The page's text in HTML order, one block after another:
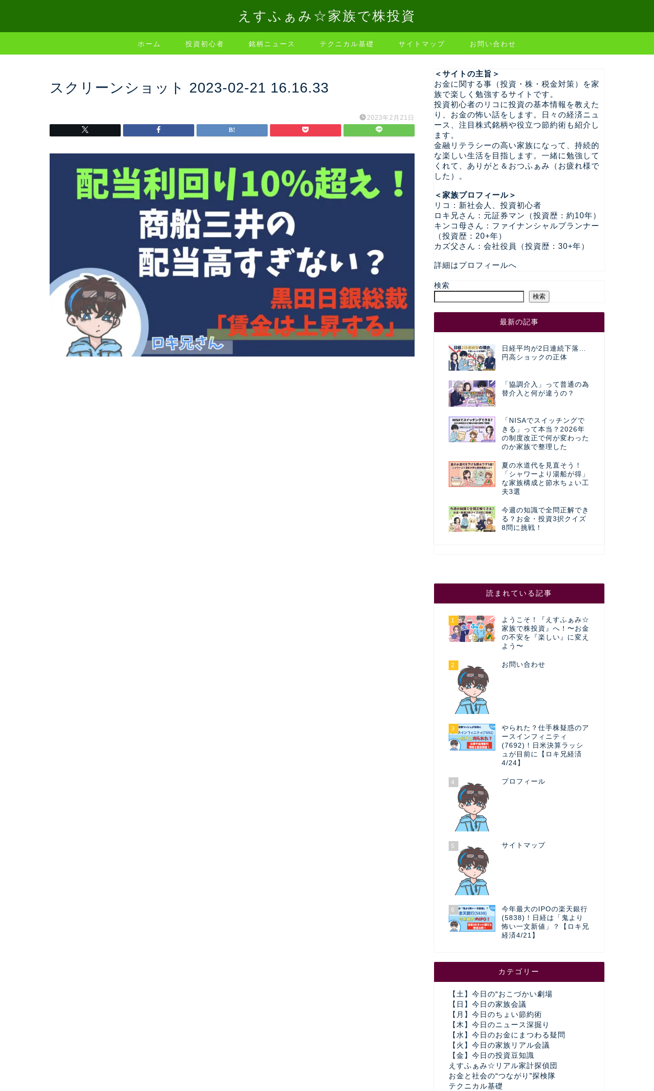
えすふぁみ☆家族で株投資
ホーム 投資初心者 銘柄ニュース テクニカル基礎 サイトマップ お問い合わせ
スクリーンショット 2023-02-21 16.16.33
2023年2月21日
＜サイトの主旨＞
お金に関する事（投資・株・税金対策）を家
族で楽しく勉強するサイトです。
投資初心者のリコに投資の基本情報を教えた
り、お金の怖い話をします。日々の経済ニュ
ース、注目株式銘柄や役立つ節約術も紹介し
ます。
金融リテラシーの高い家族になって、持続的
な楽しい生活を目指します。一緒に勉強して
くれて、ありがと＆おつふぁみ（お疲れ様で
した）。
＜家族プロフィール＞
リコ：新社会人、投資初心者
ロキ兄さん：元証券マン（投資歴：約10年）
キンコ母さん：ファイナンシャルプランナー
（投資歴：20+年）
カズ父さん：会社役員（投資歴：30+年）
詳細はプロフィールへ
検索
検索
最新の記事
日経平均が2日連続下落…
円高ショックの正体
「協調介入」って普通の為
替介入と何が違うの？
「NISAでスイッチングで
きる」って本当？2026年
の制度改正で何が変わった
のか家族で整理した
夏の水道代を見直そう！
「シャワーより湯船が得」
な家族構成と節水ちょい工
夫3選
今週の知識で全問正解でき
る？お金・投資3択クイズ
8問に挑戦！
読まれている記事
1
ようこそ！『えすふぁみ☆
家族で株投資』へ！〜お金
の不安を『楽しい』に変え
よう〜
2 お問い合わせ
3
やられた？仕手株疑惑のア
ースインフィニティ
(7692)！日米決算ラッシ
ュが目前に【ロキ兄経済
4/24】
4 プロフィール
5 サイトマップ
6
今年最大のIPOの楽天銀行
(5838)！日経は「鬼より
怖い一文新値」？【ロキ兄
経済4/21】
カテゴリー
【土】今日の“おこづかい劇場
【日】今日の家族会議
【月】今日のちょい節約術
【木】今日のニュース深掘り
【水】今日のお金にまつわる疑問
【火】今日の家族リアル会議
【金】今日の投資豆知識
えすふぁみ☆リアル家計探偵団
お金と社会の“つながり”探検隊
テクニカル基礎